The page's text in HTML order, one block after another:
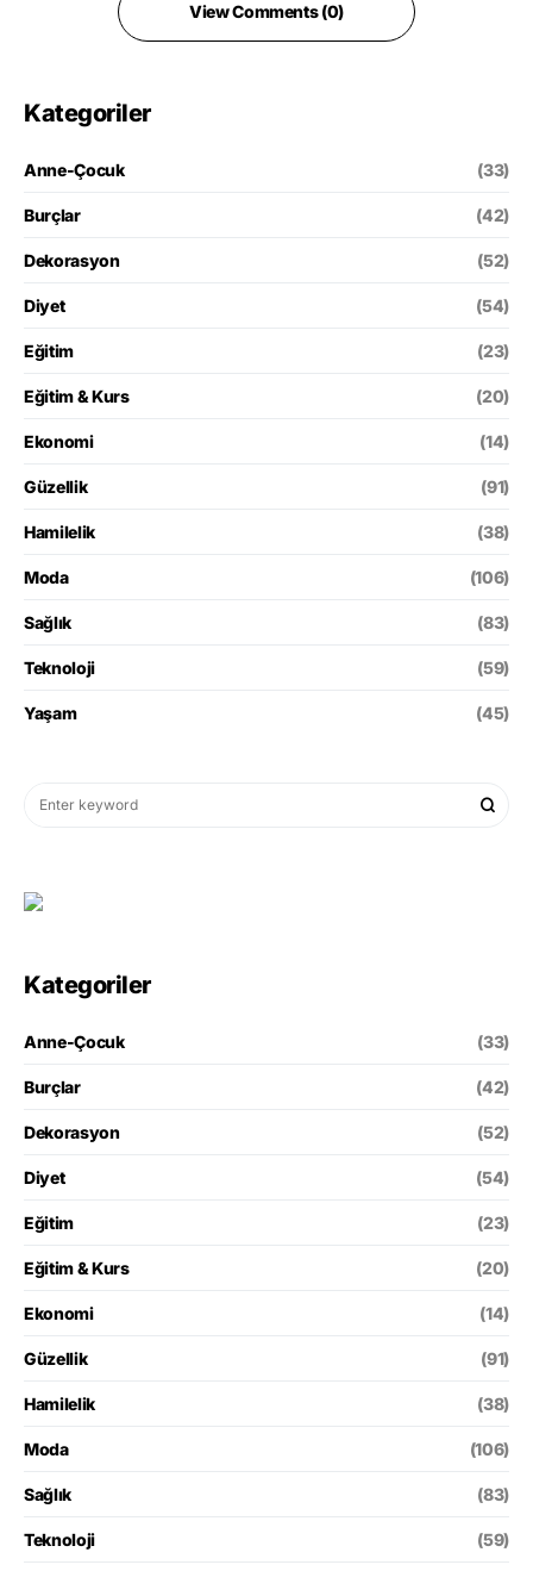
View Comments (0)
Kategoriler
Anne-Çocuk (33)
Burçlar (42)
Dekorasyon (52)
Diyet (54)
Eğitim (23)
Eğitim & Kurs (20)
Ekonomi (14)
Güzellik (91)
Hamilelik (38)
Moda (106)
Sağlık (83)
Teknoloji (59)
Yaşam (45)
Kategoriler
Anne-Çocuk (33)
Burçlar (42)
Dekorasyon (52)
Diyet (54)
Eğitim (23)
Eğitim & Kurs (20)
Ekonomi (14)
Güzellik (91)
Hamilelik (38)
Moda (106)
Sağlık (83)
Teknoloji (59)